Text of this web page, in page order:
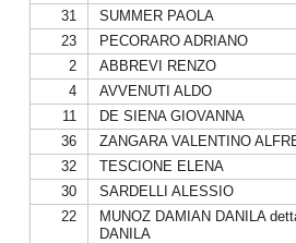
31
SUMMER PAOLA
23
PECORARO ADRIANO
2
ABBREVI RENZO
4
AVVENUTI ALDO
11
DE SIENA GIOVANNA
36
ZANGARA VALENTINO
32
TESCIONE ELENA
30
SARDELLI ALESSIO
22
MUNOZ DAMIAN DANILA
DANILA